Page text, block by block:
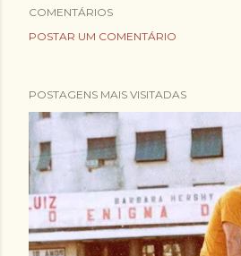
COMENTÁRIOS
POSTAR UM COMENTÁRIO
POSTAGENS MAIS VISITADAS